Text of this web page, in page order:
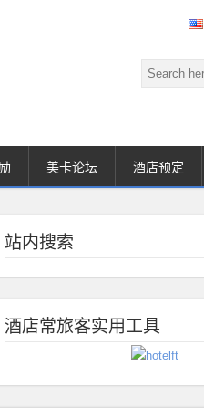
美卡论坛 酒店预定
站内搜索
酒店常旅客实用工具